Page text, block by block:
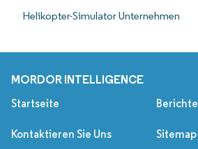
Helikopter-Simulator Unternehmen
MORDOR INTELLIGENCE
Startseite Berichte
Kontaktieren Sie Uns Sitemap